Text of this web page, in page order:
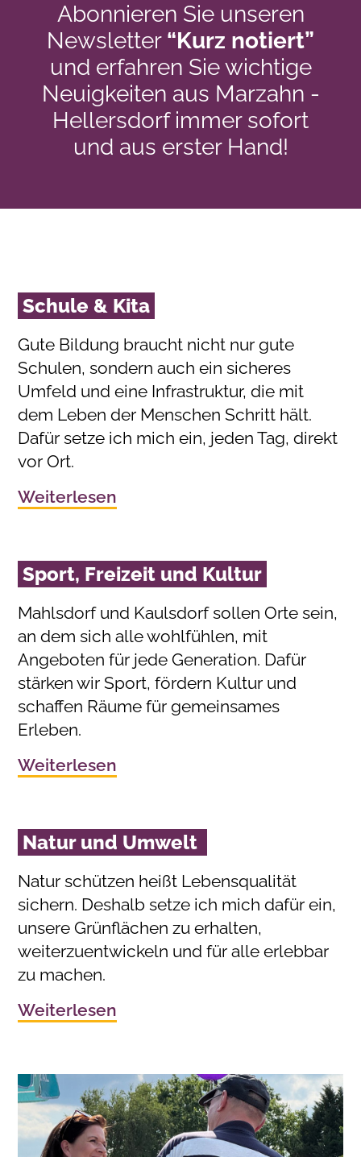
Abonnieren Sie unseren
Newsletter “Kurz notiert”
und erfahren Sie wichtige
Neuigkeiten aus Marzahn -
Hellersdorf immer sofort
und aus erster Hand!
Schule & Kita
Gute Bildung braucht nicht nur gute
Schulen, sondern auch ein sicheres
Umfeld und eine Infrastruktur, die mit
dem Leben der Menschen Schritt hält.
Dafür setze ich mich ein, jeden Tag, direkt
vor Ort.
Weiterlesen
Sport, Freizeit und Kultur
Mahlsdorf und Kaulsdorf sollen Orte sein,
an dem sich alle wohlfühlen, mit
Angeboten für jede Generation. Dafür
stärken wir Sport, fördern Kultur und
schaffen Räume für gemeinsames
Erleben.
Weiterlesen
Natur und Umwelt
Natur schützen heißt Lebensqualität
sichern. Deshalb setze ich mich dafür ein,
unsere Grünflächen zu erhalten,
weiterzuentwickeln und für alle erlebbar
zu machen.
Weiterlesen